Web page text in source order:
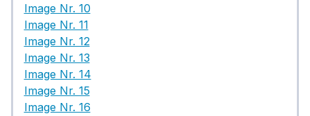
Image Nr. 10
Image Nr. 11
Image Nr. 12
Image Nr. 13
Image Nr. 14
Image Nr. 15
Image Nr. 16